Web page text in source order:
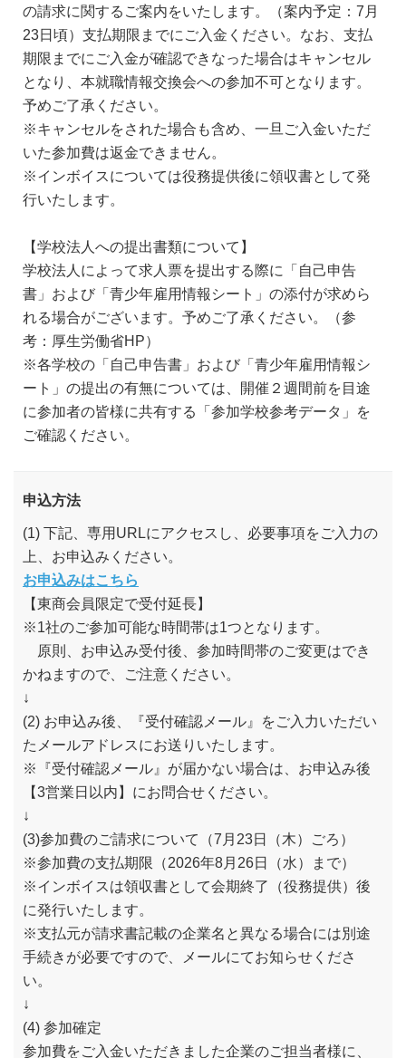
の請求に関するご案内をいたします。（案内予定：7月
23日頃）支払期限までにご入金ください。なお、支払
期限までにご入金が確認できなった場合はキャンセル
となり、本就職情報交換会への参加不可となります。
予めご了承ください。
※キャンセルをされた場合も含め、一旦ご入金いただ
いた参加費は返金できません。
※インボイスについては役務提供後に領収書として発
行いたします。
【学校法人への提出書類について】
学校法人によって求人票を提出する際に「自己申告
書」および「青少年雇用情報シート」の添付が求めら
れる場合がございます。予めご了承ください。（参
考：厚生労働省HP）
※各学校の「自己申告書」および「青少年雇用情報シ
ート」の提出の有無については、開催２週間前を目途
に参加者の皆様に共有する「参加学校参考データ」を
ご確認ください。
申込方法
(1) 下記、専用URLにアクセスし、必要事項をご入力の
上、お申込みください。
お申込みはこちら
【東商会員限定で受付延長】
※1社のご参加可能な時間帯は1つとなります。
原則、お申込み受付後、参加時間帯のご変更はでき
かねますので、ご注意ください。
↓
(2) お申込み後、『受付確認メール』をご入力いただい
たメールアドレスにお送りいたします。
※『受付確認メール』が届かない場合は、お申込み後
【3営業日以内】にお問合せください。
↓
(3)参加費のご請求について（7月23日（木）ごろ）
※参加費の支払期限（2026年8月26日（水）まで）
※インボイスは領収書として会期終了（役務提供）後
に発行いたします。
※支払元が請求書記載の企業名と異なる場合には別途
手続きが必要ですので、メールにてお知らせくださ
い。
↓
(4) 参加確定
参加費をご入金いただきました企業のご担当者様に、